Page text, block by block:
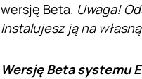
wersję Beta. Uwaga!
Instalujesz ją na
Wersję Beta systemu